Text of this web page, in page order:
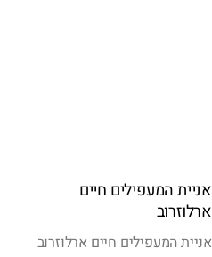
אניית המעפילים חיים
ארלוזרוב
אניית המעפילים חיים ארלוזרוב